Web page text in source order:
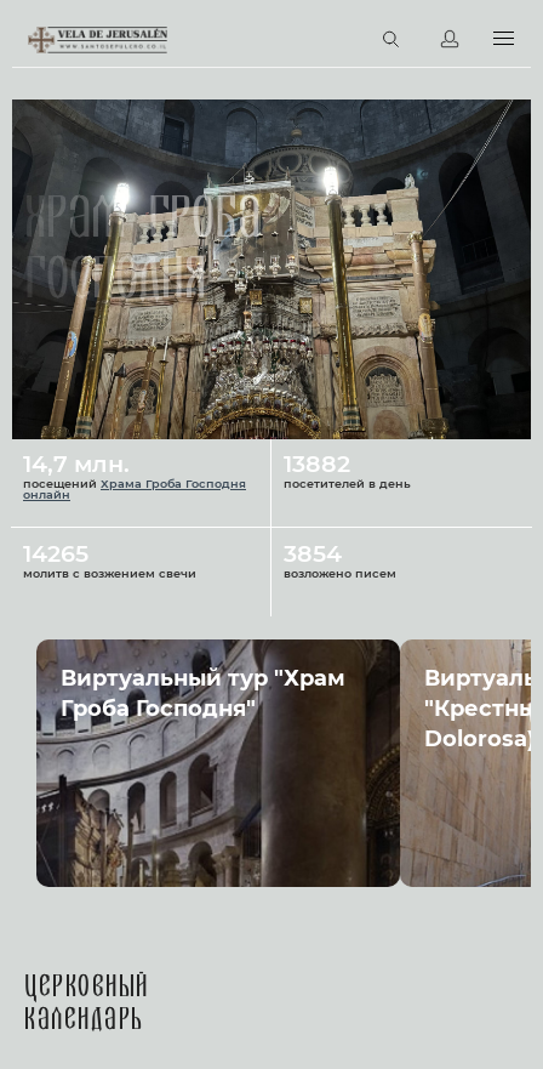
Виртуальные туры
Библиотека
Наши святыни
Новости
Церковный календарь
RU
Храм Гроба
Господня
14,7 млн.
посещений Храма Гроба Господня
онлайн
13882
посетителей в день
14265
молитв с возжением свечи
3854
возложено писем
Виртуальный тур "Храм
Гроба Господня"
Dolorosa)"
Церковный
календарь